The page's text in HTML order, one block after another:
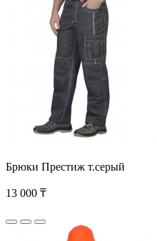
Брюки Престиж т.серый
13 000 ₸